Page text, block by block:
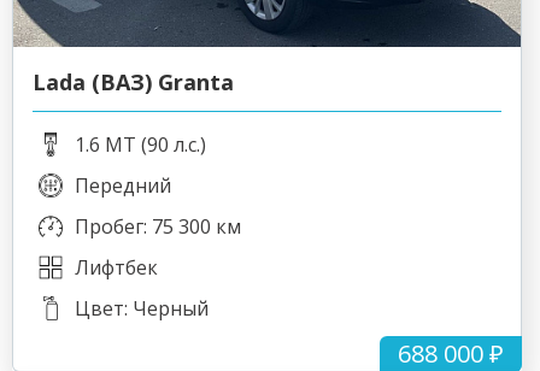
688 000 ₽
Lada (ВАЗ) Granta
1.6 MT (90 л.с.)
Передний
Пробег: 75 300 км
Лифтбек
Цвет: Черный